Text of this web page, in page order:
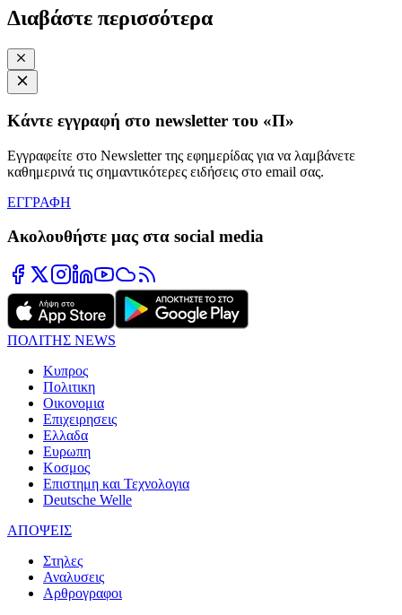
Διαβάστε περισσότερα
Κάντε εγγραφή στο newsletter του «Π»
Εγγραφείτε στο Newsletter της εφημερίδας για να λαμβάνετε
καθημερινά τις σημαντικότερες ειδήσεις στο email σας.
ΕΓΓΡΑΦΗ
Ακολουθήστε μας στα social media
ΠΟΛΙΤΗΣ NEWS
Κυπρος
Πολιτικη
Οικονομια
Επιχειρησεις
Ελλαδα
Ευρωπη
Κοσμος
Επιστημη και Τεχνολογια
Deutsche Welle
ΑΠΟΨΕΙΣ
Στηλες
Αναλυσεις
Αρθρογραφοι